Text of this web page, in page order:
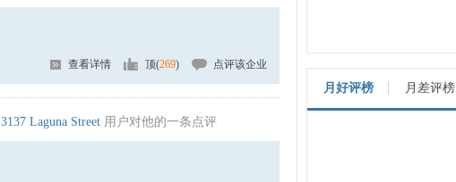
查看详情 顶(269) 点评该企业
3137 Laguna Street 用户对他的一条点评
月好评榜 月差评榜